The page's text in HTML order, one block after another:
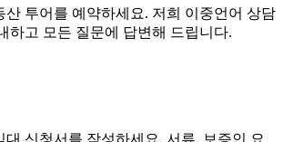
산 투어를 예약하세요. 저희 이중언어 상담
하고 모든 질문에 답변해 드립니다.